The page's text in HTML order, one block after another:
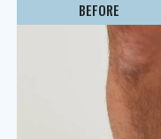
BEFORE